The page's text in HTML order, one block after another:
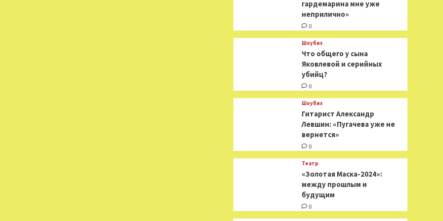
гардемарина мне уже
неприлично»
0
Шоубиз
Что общего у сына
Яковлевой и серийных
убийц?
0
Шоубиз
Гитарист Александр
Левшин: «Пугачева уже не
вернется»
0
Театр
«Золотая Маска-2024»:
между прошлым и
будущим
0